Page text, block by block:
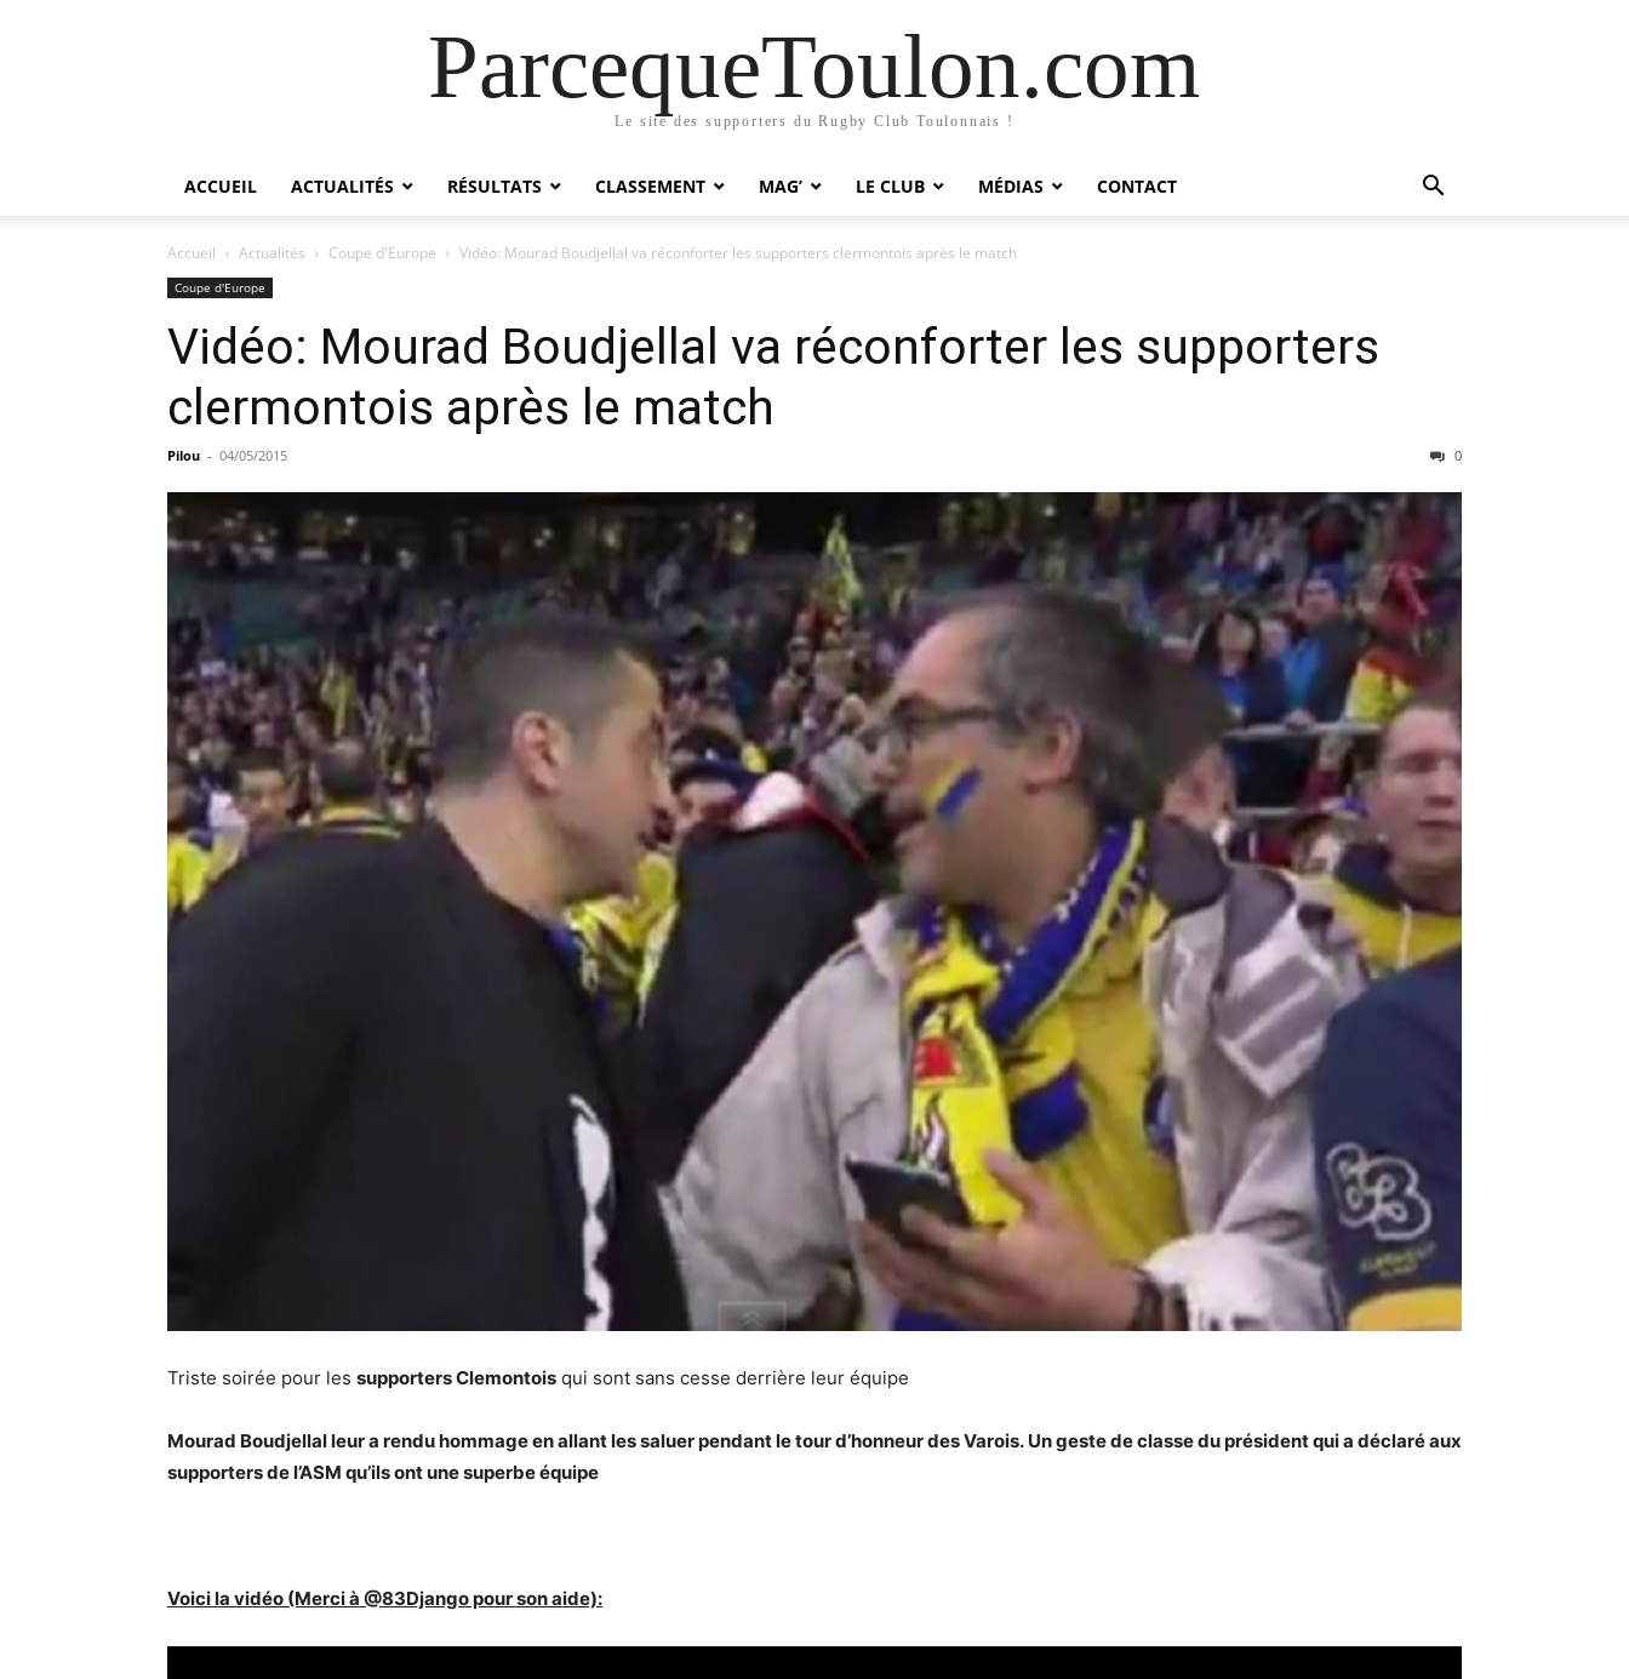
ParcequeToulon.com
Le site des supporters du Rugby Club Toulonnais !
ACCUEIL ACTUALITÉS RÉSULTATS CLASSEMENT MAG’ LE CLUB MÉDIAS CONTACT
Accueil Actualités Coupe d'Europe Vidéo: Mourad Boudjellal va réconforter les supporters clermontois après le match
Coupe d'Europe
Vidéo: Mourad Boudjellal va réconforter les supporters
clermontois après le match
Pilou - 04/05/2015 0
Triste soirée pour les supporters Clemontois qui sont sans cesse derrière leur équipe
Mourad Boudjellal leur a rendu hommage en allant les saluer pendant le tour d’honneur des Varois. Un geste de classe du président qui a déclaré aux
supporters de l’ASM qu’ils ont une superbe équipe
Voici la vidéo (Merci à @83Django pour son aide):